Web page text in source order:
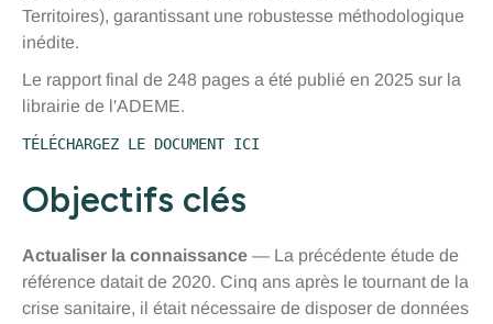
Territoires), garantissant une robustesse méthodologique
inédite.
Le rapport final de 248 pages a été publié en 2025 sur la
librairie de l'ADEME.
TÉLÉCHARGEZ LE DOCUMENT ICI
Objectifs clés
Actualiser la connaissance — La précédente étude de
référence datait de 2020. Cinq ans après le tournant de la
crise sanitaire, il était nécessaire de disposer de données